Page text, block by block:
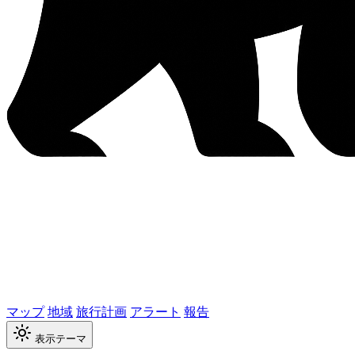
マップ地域旅行計画 アラート 報告
表示テーマ